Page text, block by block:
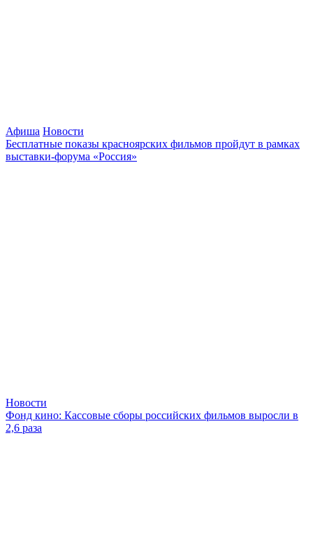
Афиша Новости
Бесплатные показы красноярских фильмов пройдут в рамках
выставки-форума «Россия»
Новости
Фонд кино: Кассовые сборы российских фильмов выросли в
2,6 раза